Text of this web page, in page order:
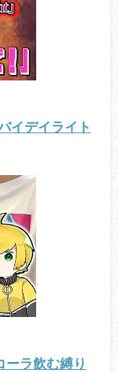
イデイライト
ーラ飲む縛り